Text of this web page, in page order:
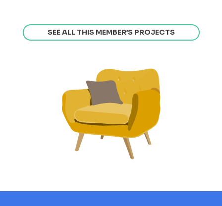
SEE ALL THIS MEMBER’S PROJECTS